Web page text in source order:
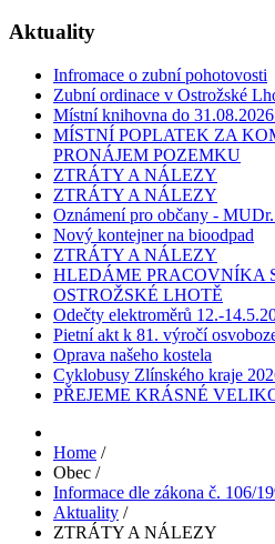
Aktuality
Infromace o zubní pohotovosti
Zubní ordinace v Ostrožské
Místní knihovna do
MÍSTNÍ POPLATEK ZA
PRONÁJEM POZEMKU
ZTRÁTY A NÁLEZY
ZTRÁTY A NÁLEZY
Oznámení pro občany -
Nový kontejner na bioodpad
ZTRÁTY A NÁLEZY
HLEDÁME PRACOVNÍKA
OSTROŽSKÉ LHOTĚ
Odečty elektroměrů 12.-
Pietní akt k 81. výročí
Oprava našeho kostela
Cyklobusy Zlínského kraje
PŘEJEME KRÁSNÉ
Home /
Obec /
Informace dle zákona č. 106/
Aktuality /
ZTRÁTY A NÁLEZY